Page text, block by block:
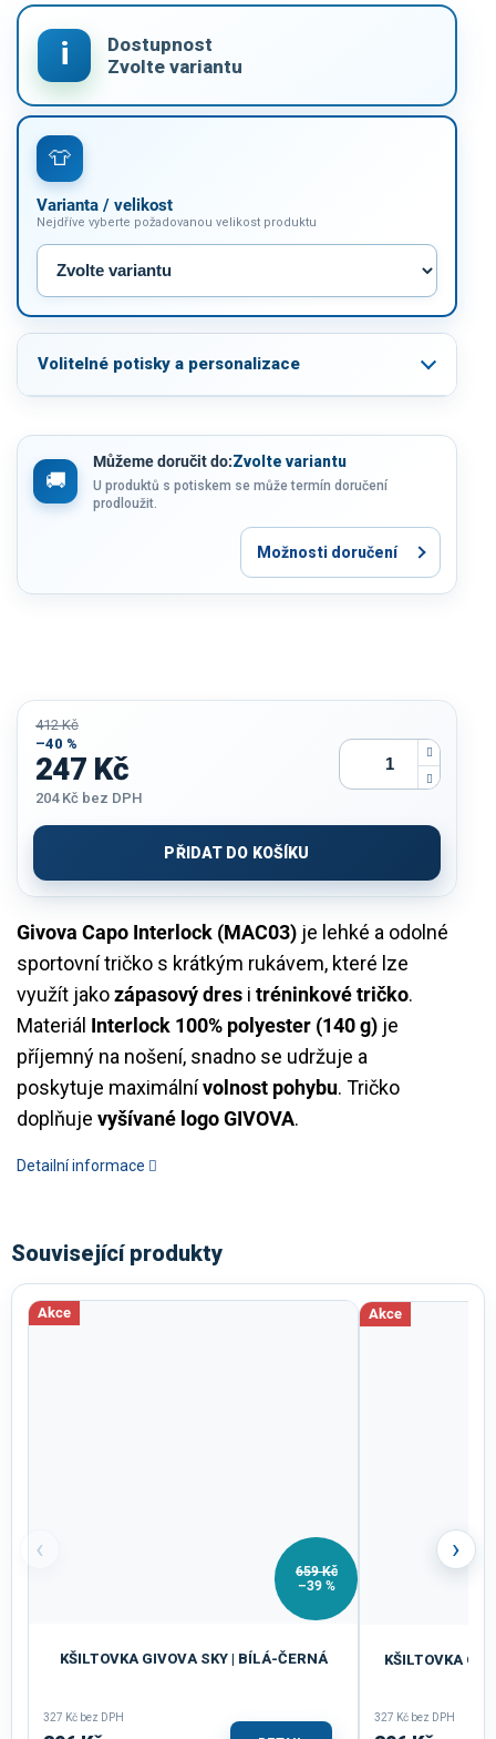
Varianta / velikost
Nejdříve vyberte požadovanou velikost produktu
Volitelné potisky a personalizace
Můžeme doručit do:Zvolte variantu
U produktů s potiskem se může termín doručení
prodloužit.
Možnosti doručení
Givova Capo Interlock (MAC03) je lehké a odolné
sportovní tričko s krátkým rukávem, které lze
využít jakozápasový dres i tréninkové tričko.
Materiál Interlock 100% polyester (140 g) je
příjemný na nošení, snadno se udržuje a
poskytuje maximálnívolnost pohybu. Tričko
doplňuje vyšívané logo GIVOVA.
Detailní informace
412 Kč
–40 %
247 Kč
204 Kč bez DPH
cena:
PŘIDAT DO KOŠÍKU
Související produkty
‹
Akce
659 Kč
–39 %
KŠILTOVKA GIVOVA SKY | BÍLÁ-ČERNÁ
327 Kč bez DPH
Akce
KŠILTOVKA
327 Kč bez DPH
›